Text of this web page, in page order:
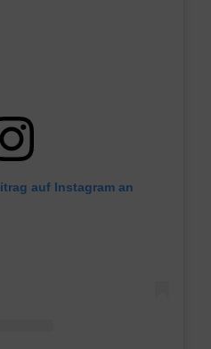
auf Instagram an